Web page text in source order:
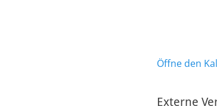
Öffne den
Externe